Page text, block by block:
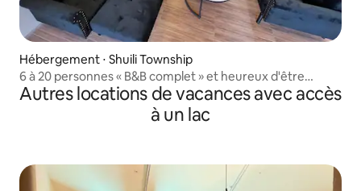
Hébergement ⋅ Shuili Township
6 à 20 personnes « B&B complet » et heureux d'être
chargé
Autres locations de vacances avec accès
à un lac